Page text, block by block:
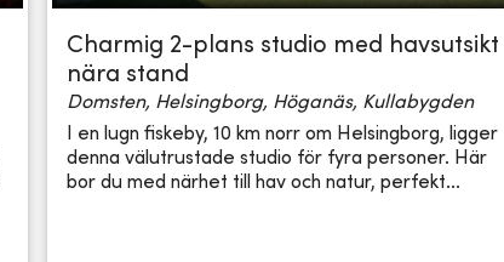
Charmig 2-plans studio med havsutsikt
nära stand
Domsten, Helsingborg, Höganäs, Kullabygden
I en lugn fiskeby, 10 km norr om Helsingborg, ligger
denna välutrustade studio för fyra personer. Här
bor du med närhet till hav och natur, perfekt...